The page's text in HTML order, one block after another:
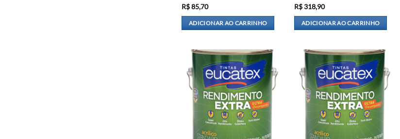
R$85,70
ADICIONAR AO CARRINHO
R$318,90
ADICIONAR AO CARRINHO